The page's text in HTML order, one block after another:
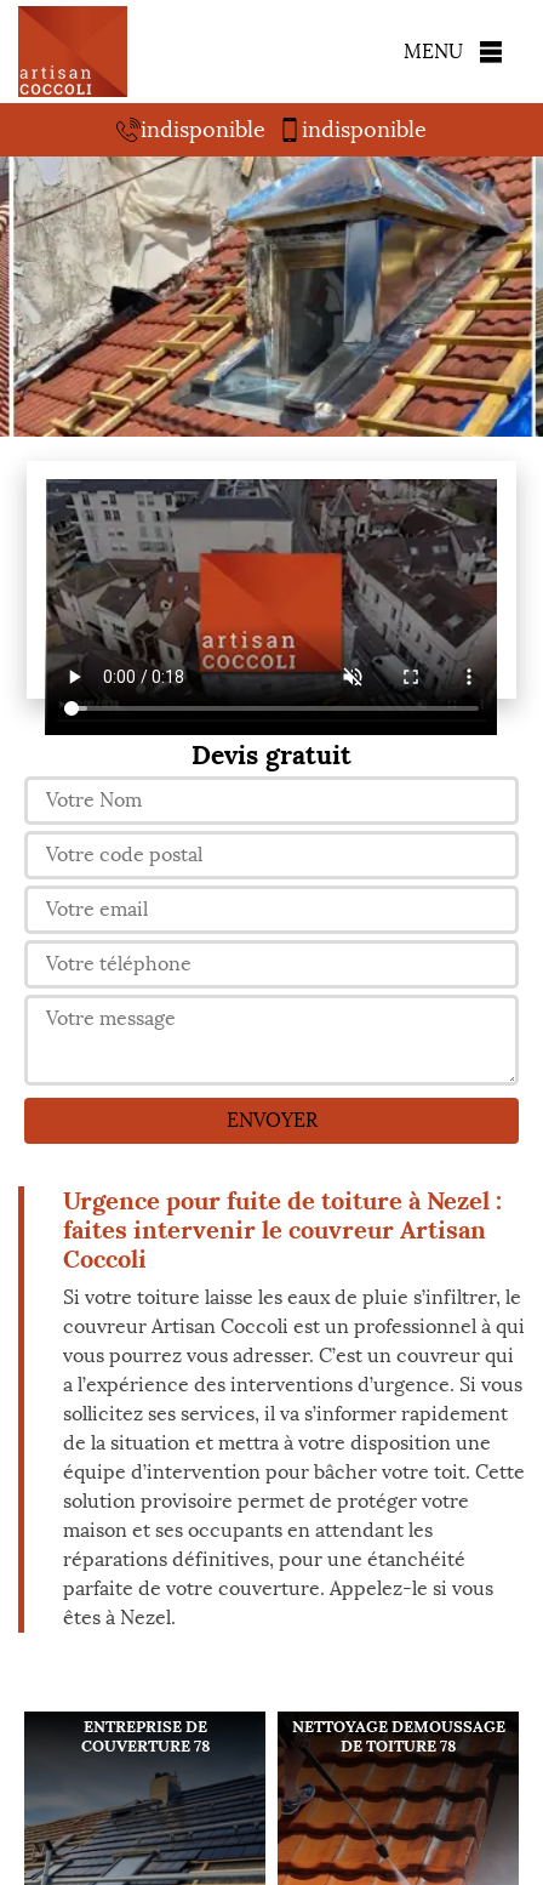
MENU
indisponible indisponible
Devis gratuit
Urgence pour fuite de toiture à Nezel :
faites intervenir le couvreur Artisan
Coccoli
Si votre toiture laisse les eaux de pluie s’infiltrer, le
couvreur Artisan Coccoli est un professionnel à qui
vous pourrez vous adresser. C’est un couvreur qui
a l’expérience des interventions d’urgence. Si vous
sollicitez ses services, il va s’informer rapidement
de la situation et mettra à votre disposition une
équipe d’intervention pour bâcher votre toit. Cette
solution provisoire permet de protéger votre
maison et ses occupants en attendant les
réparations définitives, pour une étanchéité
parfaite de votre couverture. Appelez-le si vous
êtes à Nezel.
ENTREPRISE DE
COUVERTURE 78
NETTOYAGE DEMOUSSAGE
DE TOITURE 78